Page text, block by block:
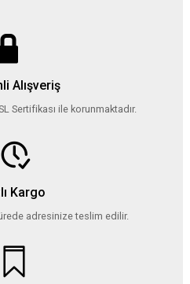
Alışveriş
Sertifikası ile korunmaktadır.
Kargo
adresinize teslim edilir.